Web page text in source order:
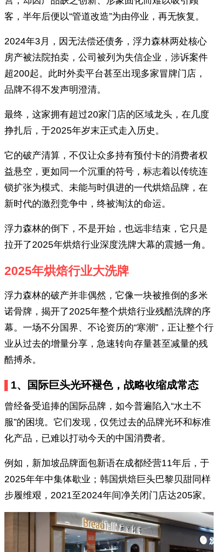
客，半年后便以“管道改造”为由停业，再无恢复。
2024年3月，因无法偿还债务，浮力森林两处核心
房产被法院拍卖，公司被列为失信企业，涉诉案件
超200起。此时外卖平台甚至出现多家冒牌门店，
品牌不得不发声明澄清。
最终，这家拥有超过20家门店的区域龙头，在几度
挣扎后，于2025年岁末正式走入历史。
它的破产清算，不仅让众多持有预付卡的消费者权
益悬空，更如同一个沉重的符号，标志着以传统连
锁扩张为模式、未能与时俱进的一代烘焙品牌，在
新时代的激烈竞争中，终被淘汰的命运。
浮力森林的倒下，不是开始，也远非结束，它只是
拉开了2025年烘焙行业深度洗牌大幕的震撼一角。
2025年烘焙行业大洗牌
浮力森林的破产并非偶然，它像一块被推倒的多米
诺骨牌，揭开了2025年整个烘焙行业残酷洗牌的序
幕。一场不分国界、不论资历的“寒潮”，正让整个行
业从过去的增量分享，急速转向存量甚至减量的残
酷搏杀。
1、国际巨头光环褪色，战略收缩成常态
曾经备受追捧的国际品牌，如今普遍陷入“水土不
服”的困境。它们发现，仅凭过去的品牌光环和标准
化产品，已难以打动今天的中国消费者。
例如，新加坡品牌面包新语在成都经营11年后，于
2025年年中集体歇业；韩国烘焙巨头巴黎贝甜同样
步履维艰，2021至2024年间净关闭门店达205家。